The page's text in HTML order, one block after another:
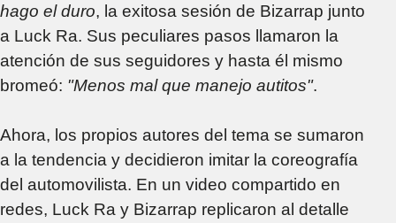
hago el duro, la exitosa sesión de Bizarrap junto
a Luck Ra. Sus peculiares pasos llamaron la
atención de sus seguidores y hasta él mismo
bromeó: "Menos mal que manejo autitos".
Ahora, los propios autores del tema se sumaron
a la tendencia y decidieron imitar la coreografía
del automovilista. En un video compartido en
redes, Luck Ra y Bizarrap replicaron al detalle